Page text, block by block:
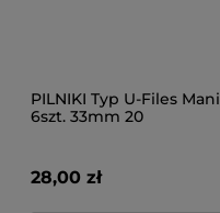
PILNIKI Typ U-Files Mani
6szt. 33mm 20
28,00 zł